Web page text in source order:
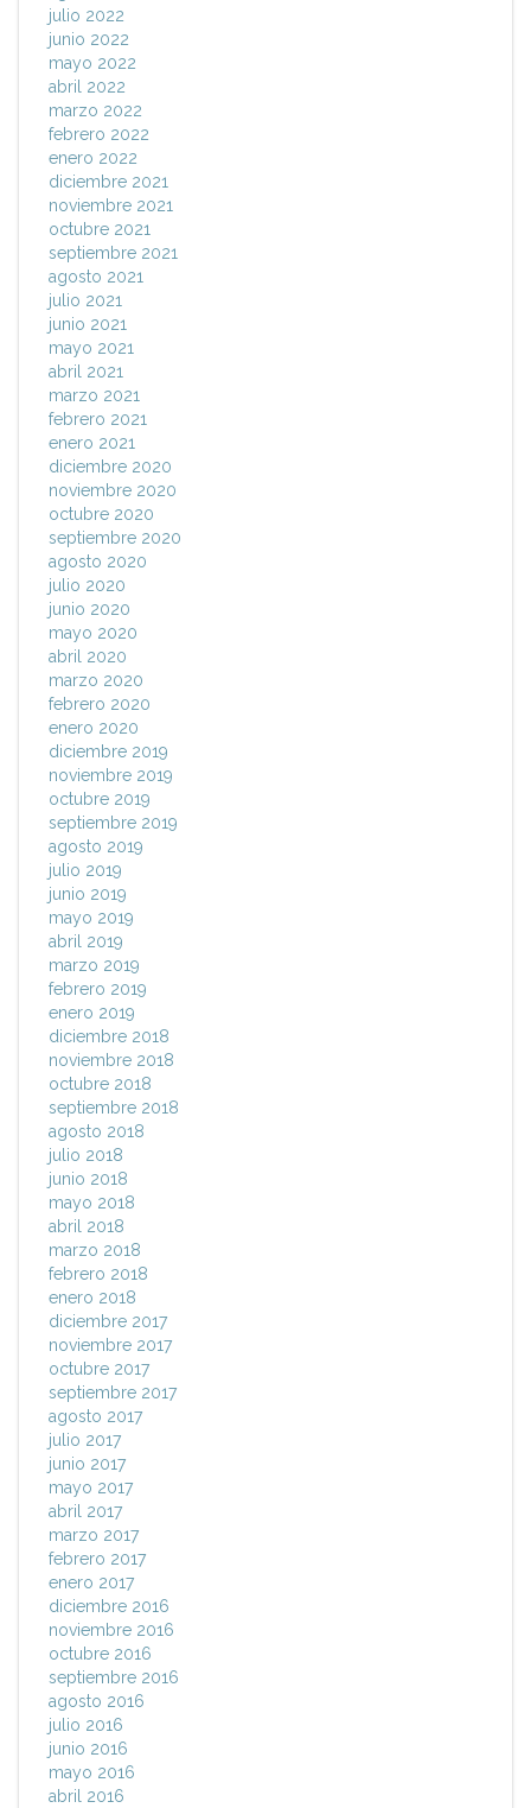
julio 2022
junio 2022
mayo 2022
abril 2022
marzo 2022
febrero 2022
enero 2022
diciembre 2021
noviembre 2021
octubre 2021
septiembre 2021
agosto 2021
julio 2021
junio 2021
mayo 2021
abril 2021
marzo 2021
febrero 2021
enero 2021
diciembre 2020
noviembre 2020
octubre 2020
septiembre 2020
agosto 2020
julio 2020
junio 2020
mayo 2020
abril 2020
marzo 2020
febrero 2020
enero 2020
diciembre 2019
noviembre 2019
octubre 2019
septiembre 2019
agosto 2019
julio 2019
junio 2019
mayo 2019
abril 2019
marzo 2019
febrero 2019
enero 2019
diciembre 2018
noviembre 2018
octubre 2018
septiembre 2018
agosto 2018
julio 2018
junio 2018
mayo 2018
abril 2018
marzo 2018
febrero 2018
enero 2018
diciembre 2017
noviembre 2017
octubre 2017
septiembre 2017
agosto 2017
julio 2017
junio 2017
mayo 2017
abril 2017
marzo 2017
febrero 2017
enero 2017
diciembre 2016
noviembre 2016
octubre 2016
septiembre 2016
agosto 2016
julio 2016
junio 2016
mayo 2016
abril 2016